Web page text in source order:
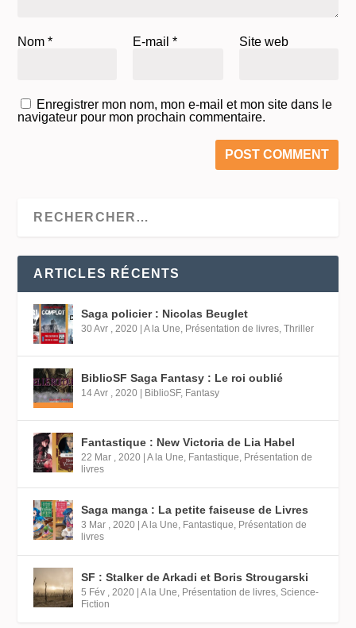
Nom* E-mail * Site web
Enregistrer mon nom, mon e-mail et mon site dans le
navigateur pour mon prochain commentaire.
ARTICLES RÉCENTS
Saga policier : Nicolas Beuglet
30 Avr , 2020 |A la Une Présentation de livres ,Thriller
BiblioSF Saga Fantasy : Le roi oublié
14 Avr , 2020 | BiblioSF, Fantasy
Fantastique : New Victoria de Lia Habel
22 Mar , 2020 |A la Une Fantastique Présentation de
livres
Saga manga : La petite faiseuse de Livres
3 Mar , 2020 |A la Une Fantastique Présentation de
livres
SF : Stalker de Arkadi et Boris Strougarski
5 Fév , 2020 |A la Une Présentation de livres ,Science-
Fiction